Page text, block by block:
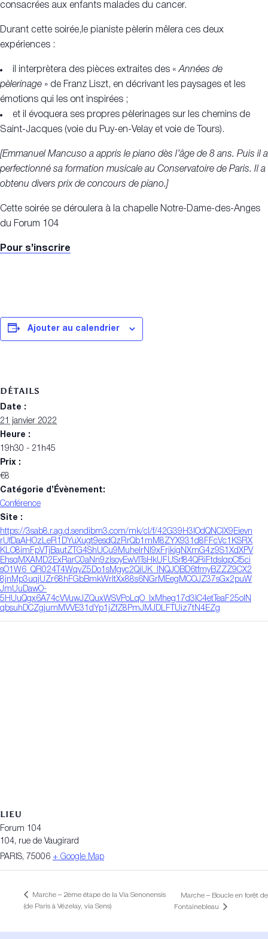
consacrées aux enfants malades du cancer.
Durant cette soirée,le pianiste pèlerin mêlera ces deux
expériences :
il interprètera des pièces extraites des «Années de
pèlerinage » de Franz Liszt, en décrivant les paysages et les
émotions qui les ont inspirées ;
et il évoquera ses propres pèlerinages sur les chemins de
Saint-Jacques (voie du Puy-en-Velay et voie de Tours).
[Emmanuel Mancuso a appris le piano dès l’âge de 8 ans. Puis il a
perfectionné sa formation musicale au Conservatoire de Paris. Il a
obtenu divers prix de concours de piano.]
Cette soirée se déroulera à la chapelle Notre-Dame-des-Anges
du Forum 104
Pour s’inscrire
Ajouter au calendrier
DÉTAILS
Date :
21 janvier 2022
Heure :
19h30 - 21h45
Prix :
€8
Catégorie d’Évènement:
Conférence
Site :
https://3sab8.r.ag.d.sendibm3.com/mk/cl/f/42G39H3lOdQNCIX9Eievn
rUfDaAHOzLeR1DYuXugt9esdQzRrQb1mM8ZYX931d8FFcVc1KSRX
KLO8imFpVTjBautZTG4ShUCu9MuhelrNl9xFrjkigNXmG4z9S1XdXPV
EhsqMXAMD2ExRarC0aNn9zIsoyEwVlTsHkUFUSrf84QRiFtdsIqpCf5ci
sO1W6_QR024T4WqvZ5Do1sMgyc2QiUK_lNQJOBD6tfmyBZZZ9CX2
8jnMp3uqjUZr68hFGbBmkWrltXx88s6NGrMEegMCOJZ37sGx2puW
JmUuDawO-
5HUuQgx6A74cVVuwJZQuxWSVPoLqO_IxMheg17d3IC4etTeaF25oIN
qbsuhDCZgjumMVVE31dYp1jZfZ8PmJMJDLFTUiz7tN4EZg
LIEU
Forum 104
104, rue de Vaugirard
PARIS, 75006 + Google Map
Marche – 2ème étape de la Via Senonensis
(de Paris à Vézelay, via Sens)
Marche – Boucle en forêt de
Fontainebleau